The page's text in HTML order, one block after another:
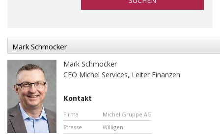
Mark Schmocker
Mark Schmocker
CEO Michel Services, Leiter Finanzen
Kontakt
Firma
Michel Gruppe AG
Strasse
Willigen